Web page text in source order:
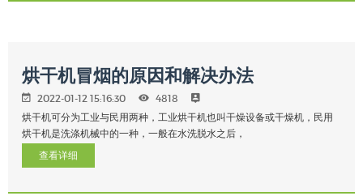
烘干机冒烟的原因和解决办法
2022-01-12 15:16:30 4818
烘干机可分为工业与民用两种，工业烘干机也叫干燥设备或干燥机，民用
烘干机是洗涤机械中的一种，一般在水洗脱水之后，
查看详细